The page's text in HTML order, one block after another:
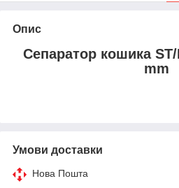
Опис
Сепаратор кошика
mm
Умови доставки
Нова Пошта